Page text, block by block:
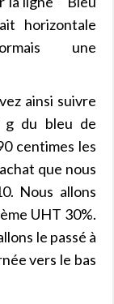
horizontale
une
ainsi suivre
g du bleu de
centimes les
que nous
Nous allons
UHT 30%.
le passé à
vers le bas